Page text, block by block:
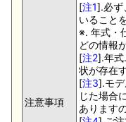
注意事項
[注1].必ず
いること
※. 年式・
どの情報
[注2].年式
状が存在
[注3].モ
じた場合
あります